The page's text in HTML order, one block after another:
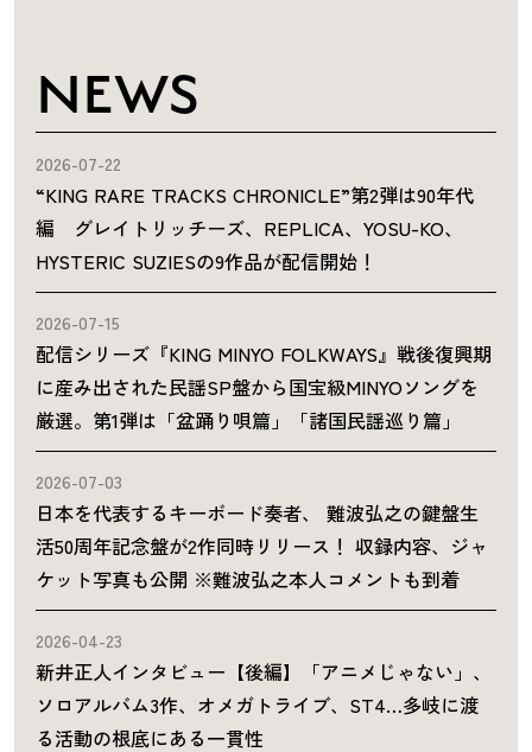
NEWS
2026-07-22
“KING RARE TRACKS CHRONICLE”第2弾は90年代
編 グレイトリッチーズ、REPLICA、YOSU-KO、
HYSTERIC SUZIESの9作品が配信開始！
2026-07-15
配信シリーズ『KING MINYO FOLKWAYS』戦後復興期
に産み出された民謡SP盤から国宝級MINYOソングを
厳選。第1弾は「盆踊り唄篇」「諸国民謡巡り篇」
2026-07-03
日本を代表するキーボード奏者、 難波弘之の鍵盤生
活50周年記念盤が2作同時リリース！ 収録内容、ジャ
ケット写真も公開 ※難波弘之本人コメントも到着
2026-04-23
新井正人インタビュー【後編】「アニメじゃない」、
ソロアルバム3作、オメガトライブ、ST4…多岐に渡
る活動の根底にある一貫性